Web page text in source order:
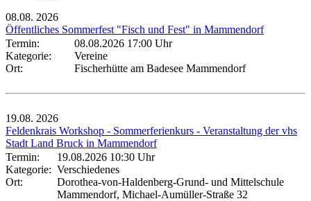
08.08. 2026
Öffentliches Sommerfest "Fisch und Fest" in Mammendorf
Termin:
08.08.2026 17:00 Uhr
Kategorie:
Vereine
Ort:
Fischerhütte am Badesee Mammendorf
19.08. 2026
Feldenkrais Workshop - Sommerferienkurs - Veranstaltung der vhs
Stadt Land Bruck in Mammendorf
Termin:
19.08.2026 10:30 Uhr
Kategorie: Verschiedenes
Ort:
Dorothea-von-Haldenberg-Grund- und Mittelschule
Mammendorf, Michael-Aumüller-Straße 32